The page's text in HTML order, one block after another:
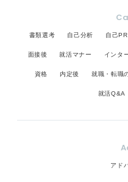
書類選考 自己分析 自己PR
面接後 就活マナー インタ
資格 内定後 就職・転職
就活Q&A
アド